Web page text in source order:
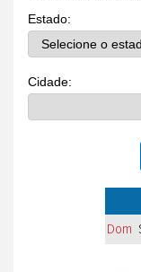
Estado:
Cidade: